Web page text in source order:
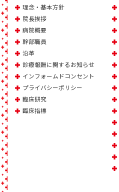
理念・基本方針
院長挨拶
病院概要
幹部職員
沿革
診療報酬に関するお知らせ
インフォームドコンセント
プライバシーポリシー
臨床研究
臨床指標